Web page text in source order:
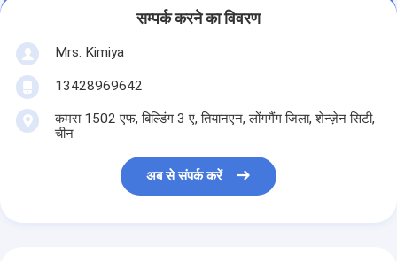
सम्पर्क करने का विवरण
Mrs. Kimiya
13428969642
कमरा 1502 एफ, बिल्डिंग 3 ए, तियानएन, लोंगगैंग जिला, शेन्ज़ेन सिटी,
चीन
अब से संपर्क करें